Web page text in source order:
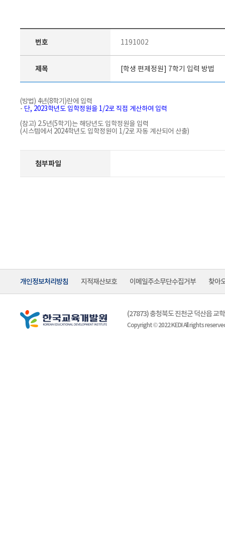
번호 1191002
제목 [학생 편제정원] 7학기 입력 방법
(방법) 4년(8학기)란에 입력
- 단, 2023학년도 입학정원을 1/2로 직접 계산하여 입력
(참고) 2.5년(5학기)는 해당년도 입학정원을 입력
(시스템에서 2024학년도 입학정원이 1/2로 자동 계산되어 산출)
첨부파일
개인정보처리방침 지적재산보호 이메일주소무단수집거부 찾아
(27873) 충청북도 진천군 덕산읍
Copyright © 2022 KEDI All rights